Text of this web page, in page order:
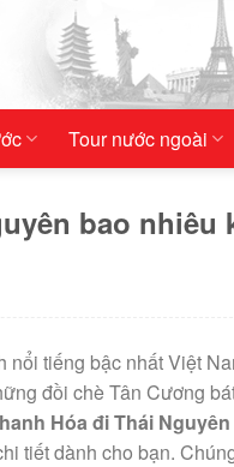
Tour nước ngoài
bao
tiếng bậc nhất Việt
đồi chè Tân Cương
Hóa đi Thái
tiết dành cho bạn.